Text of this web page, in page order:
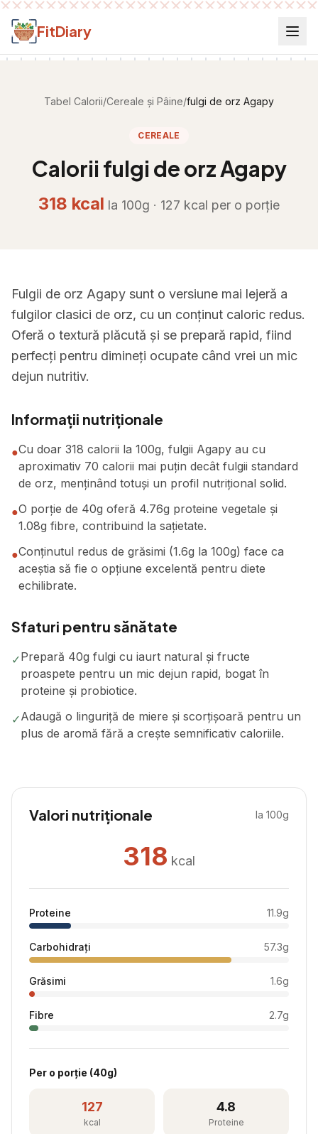
Salt la conținut
FitDiary
Tabel Calorii/Cereale și Pâine/fulgi de orz Agapy
CEREALE
Calorii fulgi de orz Agapy
318 kcal la 100g · 127 kcal per o porție
Fulgii de orz Agapy sunt o versiune mai lejeră a
fulgilor clasici de orz, cu un conținut caloric redus.
Oferă o textură plăcută și se prepară rapid, fiind
perfecți pentru dimineți ocupate când vrei un mic
dejun nutritiv.
Informații nutriționale
●Cu doar 318 calorii la 100g, fulgii Agapy au cu
aproximativ 70 calorii mai puțin decât fulgii standard
de orz, menținând totuși un profil nutrițional solid.
●O porție de 40g oferă 4.76g proteine vegetale și
1.08g fibre, contribuind la sațietate.
●Conținutul redus de grăsimi (1.6g la 100g) face ca
aceștia să fie o opțiune excelentă pentru diete
echilibrate.
Sfaturi pentru sănătate
✓Prepară 40g fulgi cu iaurt natural și fructe
proaspete pentru un mic dejun rapid, bogat în
proteine și probiotice.
✓Adaugă o linguriță de miere și scorțișoară pentru un
plus de aromă fără a crește semnificativ caloriile.
Valori nutriționale la 100g
318 kcal
Proteine 11.9g
Carbohidrați 57.3g
Grăsimi 1.6g
Fibre 2.7g
Per o porție (40g)
127
kcal
4.8
Proteine